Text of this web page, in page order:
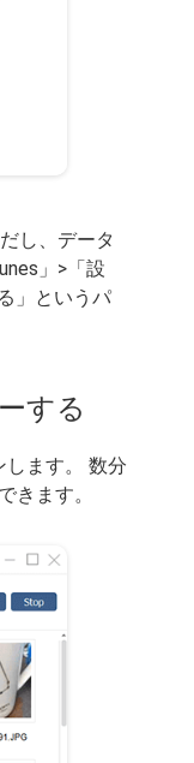
し、データ
」>「設
」というパ
する
します。 数分
きます。